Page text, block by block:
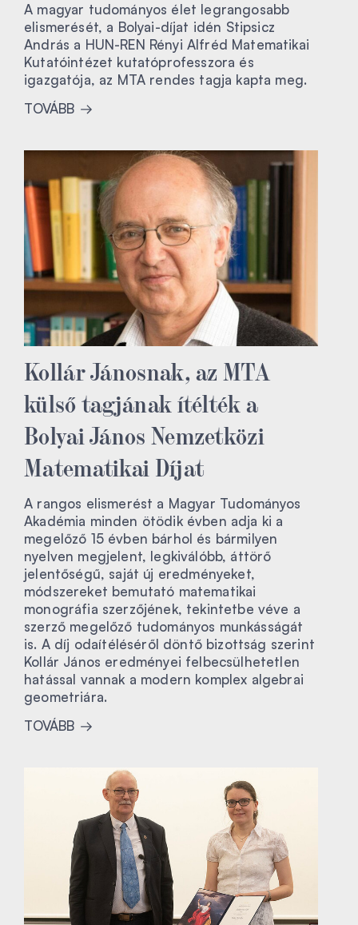
A magyar tudományos élet legrangosabb
elismerését, a Bolyai-díjat idén Stipsicz
András a HUN-REN Rényi Alfréd Matematikai
Kutatóintézet kutatóprofesszora és
igazgatója, az MTA rendes tagja kapta meg.
TOVÁBB
Kollár Jánosnak, az MTA
külső tagjának ítélték a
Bolyai János Nemzetközi
Matematikai Díjat
A rangos elismerést a Magyar Tudományos
Akadémia minden ötödik évben adja ki a
megelőző 15 évben bárhol és bármilyen
nyelven megjelent, legkiválóbb, áttörő
jelentőségű, saját új eredményeket,
módszereket bemutató matematikai
monográfia szerzőjének, tekintetbe véve a
szerző megelőző tudományos munkásságát
is. A díj odaítéléséről döntő bizottság szerint
Kollár János eredményei felbecsülhetetlen
hatással vannak a modern komplex algebrai
geometriára.
TOVÁBB